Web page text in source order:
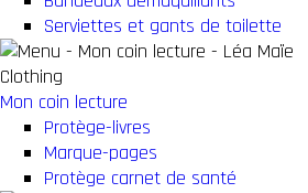
Serviettes et gants de toilette
Mon coin lecture
Protège-livres
Marque-pages
Protège carnet de santé